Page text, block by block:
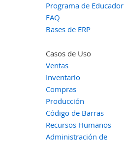
Programa de Educador
FAQ
Bases de ERP
Casos de Uso
Ventas
Inventario
Compras
Producción
Código de Barras
Recursos Humanos
Administración de